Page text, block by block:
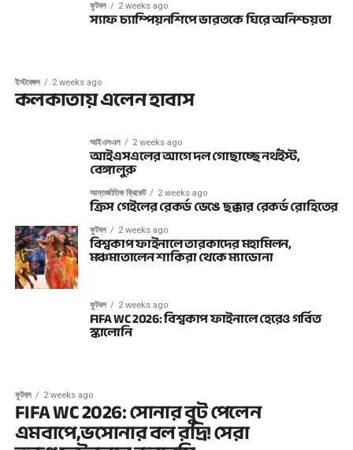
ফুটবল 2 weeks ago
স্যাফ চ্যাম্পিয়নশিপে ভারতকে ঘিরে অনিশ্চয়তা
ইস্টবেঙ্গল 2 weeks ago
কলকাতায় এলেন হাবাস
আইএসএল 2 weeks ago
আইএসএলের আগে দল গোছাচ্ছে নর্থইস্ট,
বেঙ্গালুরু
আন্তর্জাতিক ক্রিকেট 2 weeks ago
ক্রিস গেইলের রেকর্ড ভেঙে ছক্কার রেকর্ড রোহিতের
ফুটবল 2 weeks ago
বিশ্বকাপ ফাইনালে তারকাদের মহামিলন,
মঞ্চমাতালেন শাকিরা থেকে ম্যাডোনা
ফুটবল 2 weeks ago
FIFA WC 2026: বিশ্বকাপ ফাইনালে হেরেও গর্বিত
স্কালোনি
ফুটবল 2 weeks ago
FIFA WC 2026: সোনার বুট পেলেন
এমবাপে,ভসোনার বল রদ্রি! সেরা